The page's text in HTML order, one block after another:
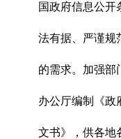
国政府信息公开
法有据、严谨规
的需求。加强部
办公厅编制《政
文书》，供各地